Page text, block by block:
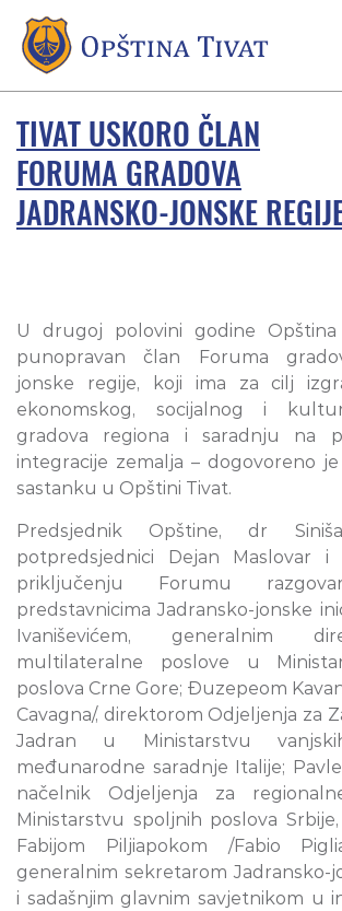
TIVAT USKORO ČLAN
FORUMA GRADOVA
JADRANSKO-JONSKE
U drugoj polovini godine Opština
punopravan član Foruma
jonske regije, koji ima za cilj
ekonomskog, socijalnog i
gradova regiona i saradnju na
integracije zemalja – dogovoreno
sastanku u Opštini Tivat.
Predsjednik Opštine, dr
potpredsjednici Dejan Maslovar i
priključenju Forumu
predstavnicima Jadransko-jonske
Ivaniševićem, generalnim
multilateralne poslove u
poslova Crne Gore; Đuzepeom
Cavagna/, direktorom Odjeljenja za
Jadran u Ministarstvu
međunarodne saradnje Italije;
načelnik Odjeljenja za
Ministarstvu spoljnih poslova
Fabijom Piljiapokom /Fabio
generalnim sekretarom Jadransko-
i sadašnjim glavnim savjetnikom u